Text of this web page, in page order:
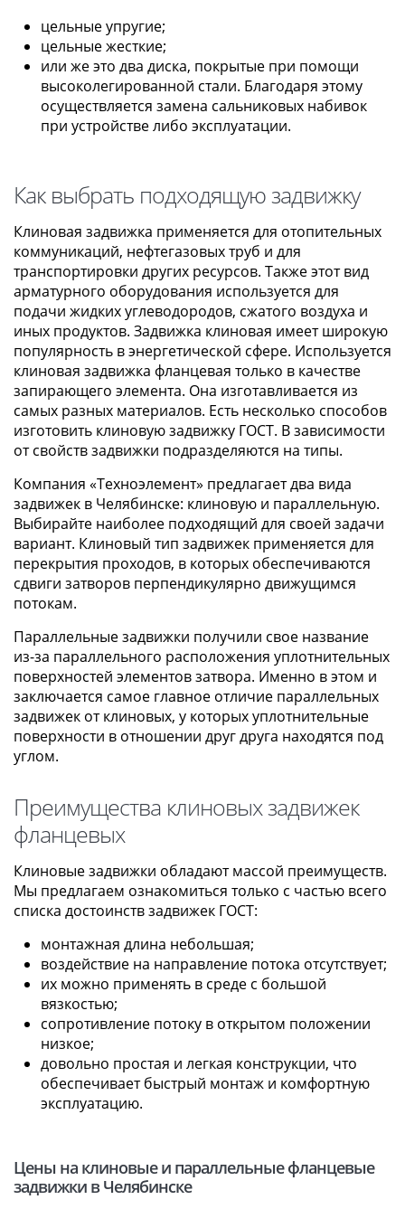
цельные упругие;
цельные жесткие;
или же это два диска, покрытые при помощи
высоколегированной стали. Благодаря этому
осуществляется замена сальниковых набивок
при устройстве либо эксплуатации.
Как выбрать подходящую задвижку
Клиновая задвижка применяется для отопительных
коммуникаций, нефтегазовых труб и для
транспортировки других ресурсов. Также этот вид
арматурного оборудования используется для
подачи жидких углеводородов, сжатого воздуха и
иных продуктов. Задвижка клиновая имеет широкую
популярность в энергетической сфере. Используется
клиновая задвижка фланцевая только в качестве
запирающего элемента. Она изготавливается из
самых разных материалов. Есть несколько способов
изготовить клиновую задвижку ГОСТ. В зависимости
от свойств задвижки подразделяются на типы.
Компания «Техноэлемент» предлагает два вида
задвижек в Челябинске: клиновую и параллельную.
Выбирайте наиболее подходящий для своей задачи
вариант. Клиновый тип задвижек применяется для
перекрытия проходов, в которых обеспечиваются
сдвиги затворов перпендикулярно движущимся
потокам.
Параллельные задвижки получили свое название
из-за параллельного расположения уплотнительных
поверхностей элементов затвора. Именно в этом и
заключается самое главное отличие параллельных
задвижек от клиновых, у которых уплотнительные
поверхности в отношении друг друга находятся под
углом.
Преимущества клиновых задвижек
фланцевых
Клиновые задвижки обладают массой преимуществ.
Мы предлагаем ознакомиться только с частью всего
списка достоинств задвижек ГОСТ:
монтажная длина небольшая;
воздействие на направление потока отсутствует;
их можно применять в среде с большой
вязкостью;
сопротивление потоку в открытом положении
низкое;
довольно простая и легкая конструкции, что
обеспечивает быстрый монтаж и комфортную
эксплуатацию.
Цены на клиновые и параллельные фланцевые
задвижки в Челябинске